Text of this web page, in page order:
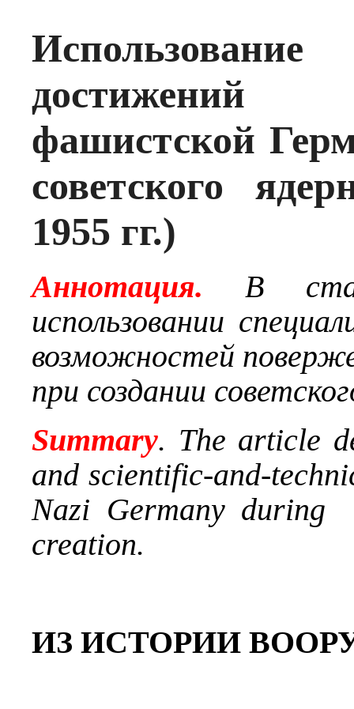
Использование
достижений
фашистской
советского
1955 гг.)
Аннотация. В
использовании
возможностей
при создании
Summary. The article
and scientific-and-
Nazi Germany during
creation.
ИЗ ИСТОРИИ